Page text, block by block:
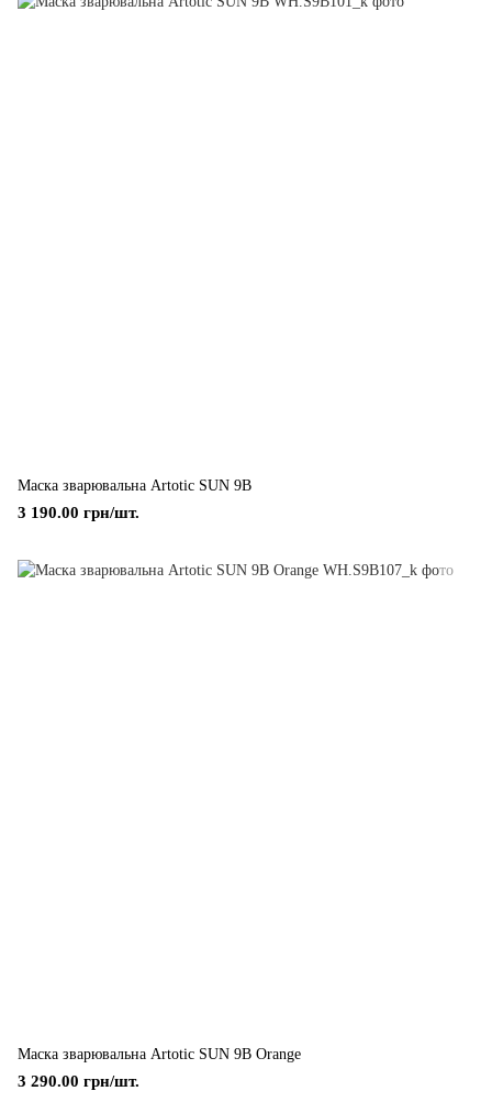
Маска зварювальна Artotic SUN 9B
3 190.00 грн/шт.
Маска зварювальна Artotic SUN 9B Orange
3 290.00 грн/шт.